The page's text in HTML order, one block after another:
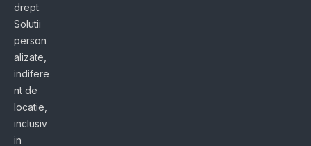
drept.
Solutii
person
alizate,
indifere
nt de
locatie,
inclusiv
in